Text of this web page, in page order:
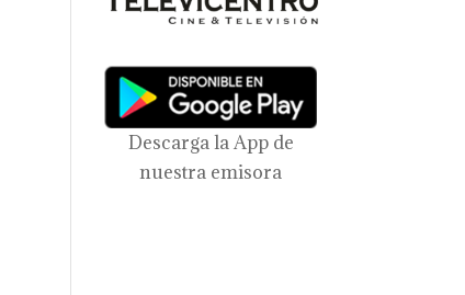
Descarga la App de
nuestra emisora